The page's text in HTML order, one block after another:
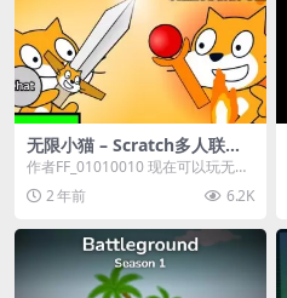
无限小猫 – Scratch多人联机
游戏
作者FF_01010010 现在可以玩无限
玩家的在线游戏!打败其他玩家，生
存下去...
2 年前 6.2K